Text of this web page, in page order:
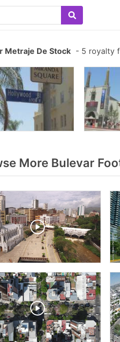
Metraje De Stock - 5 royalty
More Bulevar